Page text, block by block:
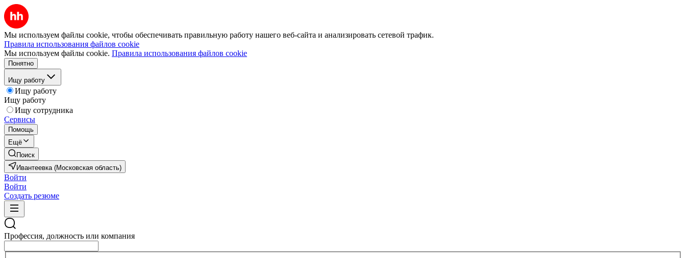
Мы используем файлы cookie, чтобы обеспечивать правильную работу нашего веб-сайта и анализировать сетевой трафик.
Правила использования файлов cookie
Мы используем файлы cookie. Правила использования файлов cookie
Понятно
Ищу работу
Ищу работу
Ищу работу
Ищу сотрудника
Сервисы
Помощь
Ещё
Поиск
Ивантеевка (Московская область)
Войти
Войти
Создать резюме
Профессия, должность или компания